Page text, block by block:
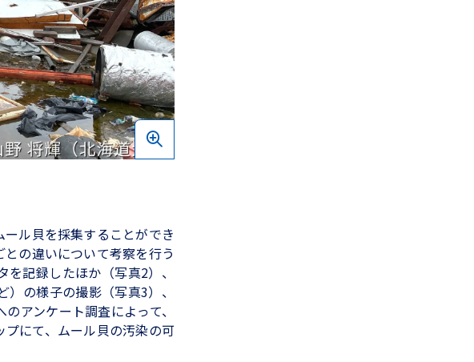
ル貝を採集することができ
の違いについて考察を行う
記録したほか（写真2）、
の様子の撮影（写真3）、
アンケート調査によって、
にて、ムール貝の汚染の可